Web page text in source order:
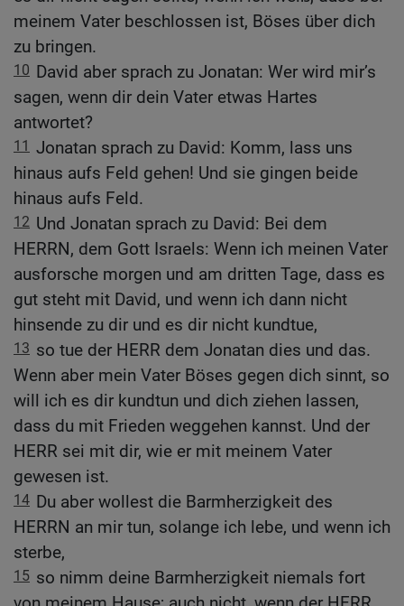
meinem Vater beschlossen ist, Böses über dich
zu bringen.
10 David aber sprach zu Jonatan: Wer wird mir’s
sagen, wenn dir dein Vater etwas Hartes
antwortet?
11 Jonatan sprach zu David: Komm, lass uns
hinaus aufs Feld gehen! Und sie gingen beide
hinaus aufs Feld.
12 Und Jonatan sprach zu David: Bei dem
HERRN, dem Gott Israels: Wenn ich meinen Vater
ausforsche morgen und am dritten Tage, dass es
gut steht mit David, und wenn ich dann nicht
hinsende zu dir und es dir nicht kundtue,
13 so tue der HERR dem Jonatan dies und das.
Wenn aber mein Vater Böses gegen dich sinnt, so
will ich es dir kundtun und dich ziehen lassen,
dass du mit Frieden weggehen kannst. Und der
HERR sei mit dir, wie er mit meinem Vater
gewesen ist.
14 Du aber wollest die Barmherzigkeit des
HERRN an mir tun, solange ich lebe, und wenn ich
sterbe,
15 so nimm deine Barmherzigkeit niemals fort